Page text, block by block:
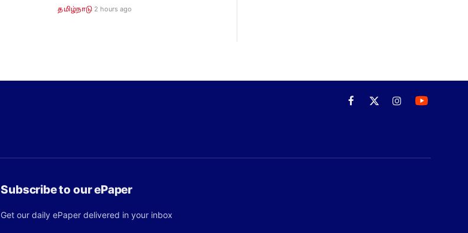
தமிழ்நாடு 2 hours ago
Facebook
X
Instagram
Subscribe to our ePaper
Get our daily ePaper delivered in your inbox